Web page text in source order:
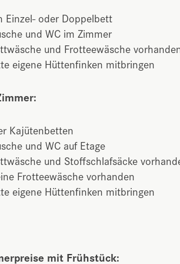
Einzel- oder Doppelbett
und WC im Zimmer
und Frotteewäsche
eigene Hüttenfinken mitbringen
Kajütenbetten
und WC auf Etage
und Stoffschlafsäcke
Frotteewäsche vorhanden
eigene Hüttenfinken mitbringen
mit Frühstück: